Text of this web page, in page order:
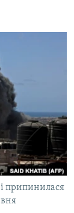
припинилася